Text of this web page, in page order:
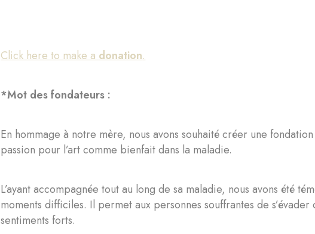
Click here to make a donation.
*Mot des fondateurs :
En hommage à notre mère, nous avons souhaité créer une
passion pour l’art comme bienfait dans la maladie.
L’ayant accompagnée tout au long de sa maladie, nous avons été
moments difficiles. Il permet aux personnes souffrantes de
sentiments forts.